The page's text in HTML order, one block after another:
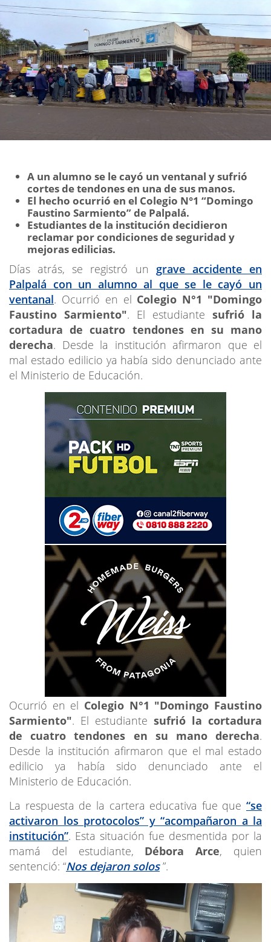
A un alumno se le cayó un ventanal y sufrió
cortes de tendones en una de sus manos.
El hecho ocurrió en el Colegio N°1 “Domingo
Faustino Sarmiento” de Palpalá.
Estudiantes de la institución decidieron
reclamar por condiciones de seguridad y
mejoras edilicias.
Días atrás, se registró un grave accidente en
Palpalá con un alumno al que se le cayó un
ventanal. Ocurrió en el Colegio N°1 "Domingo
Faustino Sarmiento". El estudiante sufrió la
cortadura de cuatro tendones en su mano
derecha. Desde la institución afirmaron que el
mal estado edilicio ya había sido denunciado ante
el Ministerio de Educación.
Ocurrió en el Colegio N°1 "Domingo Faustino
Sarmiento". El estudiante sufrió la cortadura
de cuatro tendones en su mano derecha.
Desde la institución afirmaron que el mal estado
edilicio ya había sido denunciado ante el
Ministerio de Educación.
La respuesta de la cartera educativa fue que “se
activaron los protocolos” y “acompañaron a la
institución”. Esta situación fue desmentida por la
mamá del estudiante, Débora Arce, quien
sentenció: “Nos dejaron solos”.